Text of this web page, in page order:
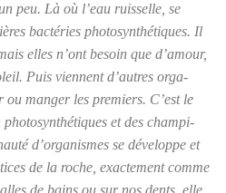
peu. Là où l’eau ruis­selle, se
bac­té­ries pho­to­syn­thé­tiques. Il
elles n’ont besoin que d’a­mour,
Puis viennent d’autres orga­
man­ger les pre­miers. C’est le
pho­to­syn­thé­tiques et des cham­pi­
d’or­ga­nismes se déve­loppe et
de la roche, exac­te­ment comme